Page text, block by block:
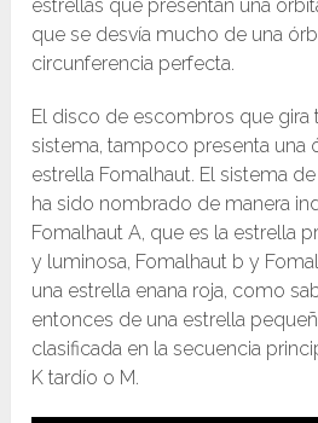
estrellas que presentan una
que se desvía mucho de una
circunferencia perfecta.
El disco de escombros que gira
sistema, tampoco presenta una
estrella Fomalhaut. El sistema
ha sido nombrado de manera
Fomalhaut A, que es la estrella
y luminosa, Fomalhaut b y
una estrella enana roja, como
entonces de una estrella
clasificada en la secuencia
K tardío o M.